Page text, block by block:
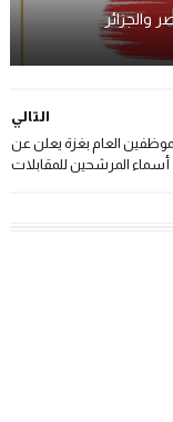
والجزائر
التالي
العام بغزة يعلن عن
أسماء المرشحين للمقابلات